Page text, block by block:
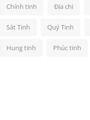
Chính tinh Địa chi
Sát Tinh Quý Tinh
Hung tinh Phúc tinh